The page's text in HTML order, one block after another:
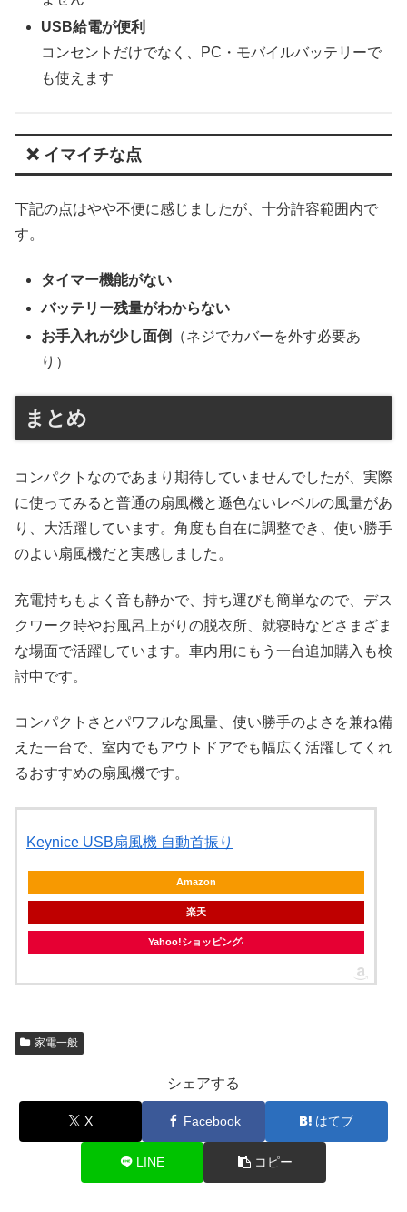
USB給電が便利
コンセントだけでなく、PC・モバイルバッテリーで
も使えます
❌ イマイチな点
下記の点はやや不便に感じましたが、十分許容範囲内で
す。
タイマー機能がない
バッテリー残量がわからない
お手入れが少し面倒
（ネジでカバーを外す必要あ
り）
まとめ
コンパクトなのであまり期待していませんでしたが、実際
に使ってみると普通の扇風機と遜色ないレベルの風量があ
り、大活躍しています。角度も自在に調整でき、使い勝手
のよい扇風機だと実感しました。
充電持ちもよく音も静かで、持ち運びも簡単なので、デス
クワーク時やお風呂上がりの脱衣所、就寝時などさまざま
な場面で活躍しています。車内用にもう一台追加購入も検
討中です。
コンパクトさとパワフルな風量、使い勝手のよさを兼ね備
えた一台で、室内でもアウトドアでも幅広く活躍してくれ
るおすすめの扇風機です。
Keynice USB扇風機 自動首振り
Amazon
楽天
Yahoo!ショッピング
家電一般
シェアする
X Facebook はてブ
LINE コピー